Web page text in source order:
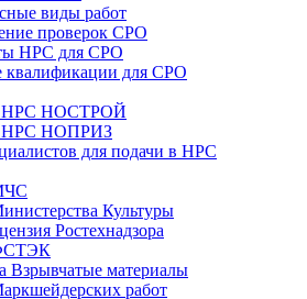
виды работ
проверок СРО
НРС для СРО
для СРО
НРС НОСТРОЙ
НРС НОПРИЗ
для подачи в НРС
Культуры
Ростехнадзора
Взрывчатые материалы
работ